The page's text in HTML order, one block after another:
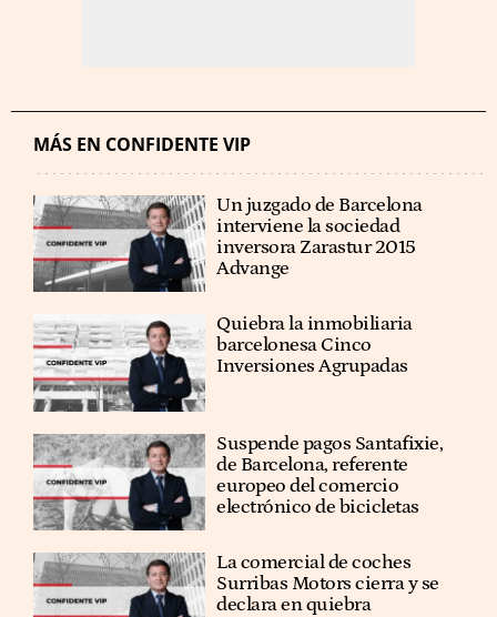
MÁS EN CONFIDENTE VIP
Un juzgado de Barcelona
interviene la sociedad
inversora Zarastur 2015
Advange
Quiebra la inmobiliaria
barcelonesa Cinco
Inversiones Agrupadas
Suspende pagos Santafixie,
de Barcelona, referente
europeo del comercio
electrónico de bicicletas
La comercial de coches
Surribas Motors cierra y se
declara en quiebra